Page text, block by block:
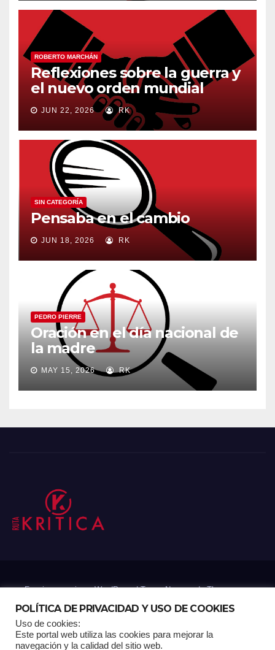
ROBERTO MARCHÁN
Reflexiones sobre la guerra y
el nuevo orden mundial
JUN 22, 2026 RK
SIN CATEGORÍA
Pensaba en el cambio
JUN 18, 2026 RK
PEDRO PIERRE
Oración en el día nacional de
la madre
MAY 15, 2026 RK
Funciona gracias a WordPress|Tema: Newsup deThemeansar
POLÍTICA DE PRIVACIDAD Y USO DE COOKIES
Uso de cookies:
Este portal web utiliza las cookies para mejorar la
navegación y la calidad del sitio web.